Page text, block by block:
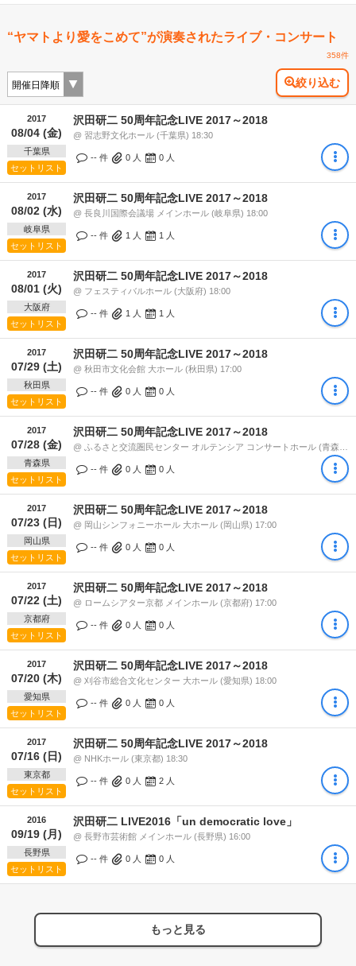
“ヤマトより愛をこめて”が演奏されたライブ・コンサート
358件
絞り込む
2017
08/04 (金)
千葉県
セットリスト
沢田研二 50周年記念LIVE 2017～2018
@ 習志野文化ホール (千葉県) 18:30
-- 件 0 人 0 人
2017
08/02 (水)
岐阜県
セットリスト
沢田研二 50周年記念LIVE 2017～2018
@ 長良川国際会議場 メインホール (岐阜県) 18:00
-- 件 1 人 1 人
2017
08/01 (火)
大阪府
セットリスト
沢田研二 50周年記念LIVE 2017～2018
@ フェスティバルホール (大阪府) 18:00
-- 件 1 人 1 人
2017
07/29 (土)
秋田県
セットリスト
沢田研二 50周年記念LIVE 2017～2018
@ 秋田市文化会館 大ホール (秋田県) 17:00
-- 件 0 人 0 人
2017
07/28 (金)
青森県
セットリスト
沢田研二 50周年記念LIVE 2017～2018
-- 件 0 人 0 人
2017
07/23 (日)
岡山県
セットリスト
沢田研二 50周年記念LIVE 2017～2018
@ 岡山シンフォニーホール 大ホール (岡山県) 17:00
-- 件 0 人 0 人
2017
07/22 (土)
京都府
セットリスト
沢田研二 50周年記念LIVE 2017～2018
@ ロームシアター京都 メインホール (京都府) 17:00
-- 件 0 人 0 人
2017
07/20 (木)
愛知県
セットリスト
沢田研二 50周年記念LIVE 2017～2018
@ 刈谷市総合文化センター 大ホール (愛知県) 18:00
-- 件 0 人 0 人
2017
07/16 (日)
東京都
セットリスト
沢田研二 50周年記念LIVE 2017～2018
@ NHKホール (東京都) 18:30
-- 件 0 人 2 人
2016
09/19 (月)
長野県
セットリスト
沢田研二 LIVE2016「un democratic love」
@ 長野市芸術館 メインホール (長野県) 16:00
-- 件 0 人 0 人
もっと見る